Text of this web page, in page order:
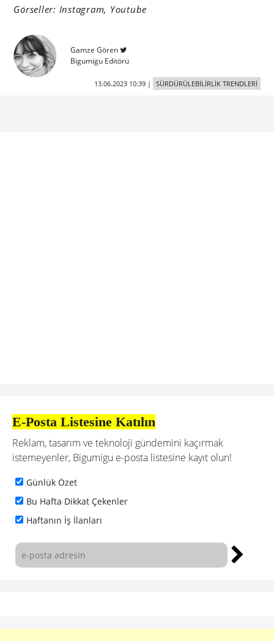
Görseller: Instagram, Youtube
Gamze Gören
Bigumigu Editörü
13.06.2023 10:39| SÜRDÜRÜLEBİLİRLİK TRENDLERİ
E-Posta Listesine Katılın
Reklam, tasarım ve teknoloji gündemini kaçırmak
istemeyenler, Bigumigu e-posta listesine kayıt olun!
Günlük Özet
Bu Hafta Dikkat Çekenler
Haftanın İş İlanları